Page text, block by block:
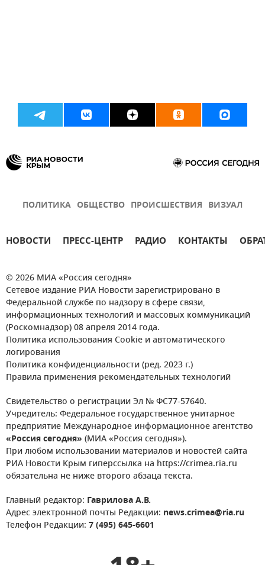
ПОЛИТИКА ОБЩЕСТВО ПРОИСШЕСТВИЯ ВИЗУАЛ
НОВОСТИ ПРЕСС-ЦЕНТР РАДИО КОНТАКТЫ
© 2026 МИА «Россия сегодня»
Сетевое издание РИА Новости зарегистрировано в
Федеральной службе по надзору в сфере связи,
информационных технологий и массовых коммуникаций
(Роскомнадзор) 08 апреля 2014 года.
Политика использования Cookie и автоматического
логирования
Политика конфиденциальности (ред. 2023 г.)
Правила применения рекомендательных технологий
Свидетельство о регистрации Эл № ФС77-57640.
Учредитель: Федеральное государственное унитарное
предприятие Международное информационное агентство
«Россия сегодня» (МИА «Россия сегодня»).
При любом использовании материалов и новостей сайта
РИА Новости Крым гиперссылка на https://crimea.ria.ru
обязательна не ниже второго абзаца текста.
Главный редактор: Гаврилова А.В.
Адрес электронной почты Редакции: news.crimea@ria.ru
Телефон Редакции: 7 (495) 645-6601